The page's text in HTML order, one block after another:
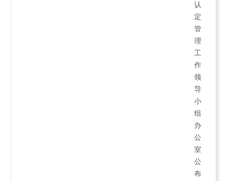
认
定
管
理
工
作
领
导
小
组
办
公
室
公
布